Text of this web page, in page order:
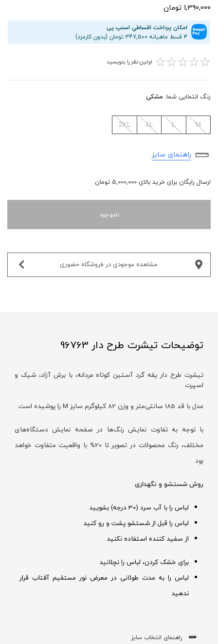
1,390,000 تومان
امکان پرداخت اقساطیِ اسنپ پی
۴ قسط ماهیانه 347,500 تومان (بدون کارمزد)
☆
☆
☆
☆
☆ اولین نظر را بنویسید
رنگ انتخابی شما: مشکی
M
L
XL
2XL
راهنمای سایز
ارسال رایگان برای خرید بالای 5,000,000 تومان
ناموجود
مشاهده موجودی در فروشگاه حضوری‌
توضیحات تیشرت طرح دار 96763
تیشرت طرح دار یقه گرد آستین کوتاه مردانه، با برش آزاد، شیک و
اسپرت
مدل با قد 185 سانتی‌متر و وزن 82 کیلوگرم سایز M را پوشیده است
با توجه به تفاوت نمایش رنگ‌ها در صفحه نمایش دستگاه‌های
مختلف، رنگ محصولات در تصویر تا 20% با واقعیت متفاوت خواهد
بود.
روش شستشو و نگهداری
لباس را با آب سرد (30 درجه) بشویید
لباس را قبل از شستشو پشت و رو کنید
از سفید کننده استفاده نکنید
برای خشک کردن، لباس را نچلانید
لباس را به مدت طولانی در معرض نور مستقیم آفتاب قرار
ندهید
راهنمای انتخاب سایز